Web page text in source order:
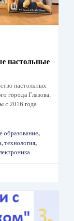
настольные
настольных
города Глазова.
с 2016 года
образование,
, технология,